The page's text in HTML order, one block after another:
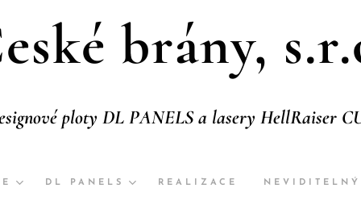
brány,
ploty DL PANELS a lasery HellRaiser
DL PANELS REALIZACE